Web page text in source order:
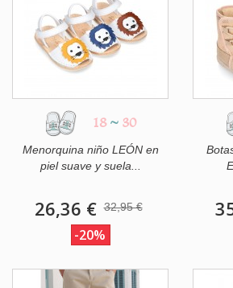
18 ~ 30
Menorquina niño LEÓN en
piel suave y suela...
26,36 € 32,95 €
-20%